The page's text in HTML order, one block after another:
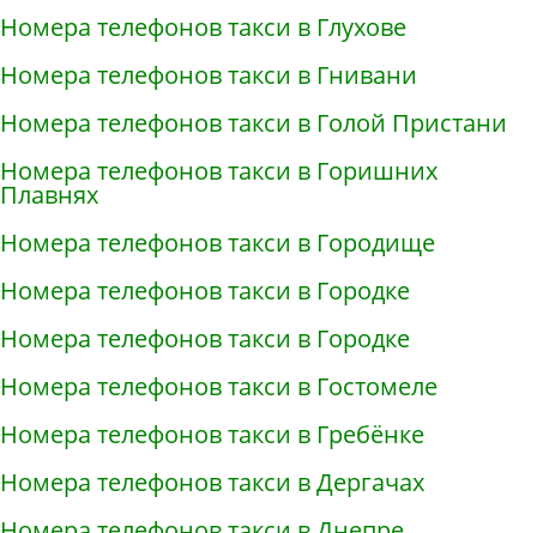
Номера телефонов такси в Глухове
Номера телефонов такси в Гнивани
Номера телефонов такси в Голой Пристани
Номера телефонов такси в Горишних
Плавнях
Номера телефонов такси в Городище
Номера телефонов такси в Городке
Номера телефонов такси в Городке
Номера телефонов такси в Гостомеле
Номера телефонов такси в Гребёнке
Номера телефонов такси в Дергачах